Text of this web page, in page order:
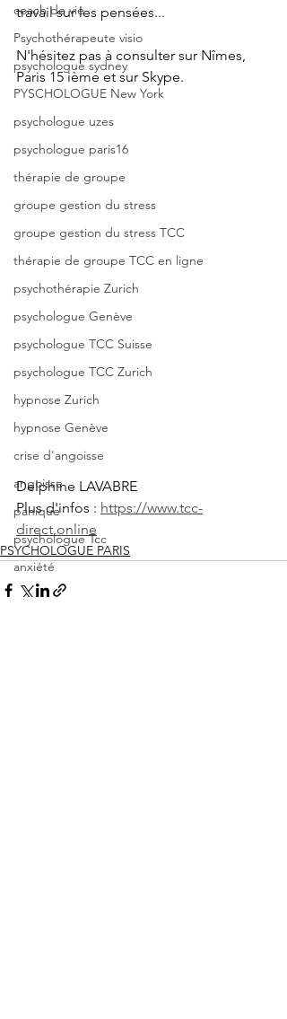
coach de vie
Psychothérapeute visio
psychologue sydney
PYSCHOLOGUE New York
psychologue uzes
psychologue paris16
thérapie de groupe
groupe gestion du stress
groupe gestion du stress TCC
thérapie de groupe TCC en ligne
psychothérapie Zurich
psychologue Genève
psychologue TCC Suisse
psychologue TCC Zurich
hypnose Zurich
hypnose Genève
crise d'angoisse
angoisse
panique
psychologue Tcc
anxiété
travail sur les pensées...
N'hésitez pas à consulter sur Nîmes,
Paris 15 ième et sur Skype.
Delphine LAVABRE
Plus d'infos : https://www.tcc-
direct.online
PSYCHOLOGUE PARIS